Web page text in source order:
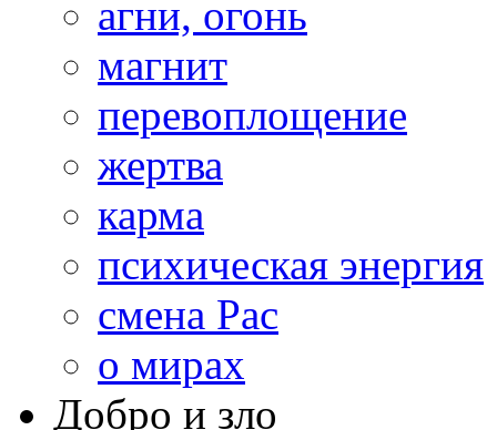
агни, огонь
магнит
перевоплощение
жертва
карма
психическая энергия
смена Рас
о мирах
Добро и зло